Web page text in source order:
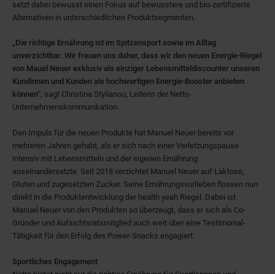
setzt dabei bewusst einen Fokus auf bewusstere und bio-zertifizierte
Alternativen in unterschiedlichen Produktsegmenten.
„Die richtige Ernährung ist im Spitzensport sowie im Alltag
unverzichtbar. Wir freuen uns daher, dass wir den neuen Energie-Riegel
von Mauel Neuer exklusiv als einziger Lebensmitteldiscounter unseren
Kundinnen und Kunden als hochwertigen Energie-Booster anbieten
können“, sagt Christina Stylianou, Leiterin der Netto-
Unternehmenskommunikation.
Den Impuls für die neuen Produkte hat Manuel Neuer bereits vor
mehreren Jahren gehabt, als er sich nach einer Verletzungspause
intensiv mit Lebensmitteln und der eigenen Ernährung
auseinandersetzte. Seit 2018 verzichtet Manuel Neuer auf Laktose,
Gluten und zugesetzten Zucker. Seine Ernährungsvorlieben flossen nun
direkt in die Produktentwicklung der health yeah Riegel. Dabei ist
Manuel Neuer von den Produkten so überzeugt, dass er sich als Co-
Gründer und Aufsichtsratsmitglied auch weit über eine Testimonial-
Tätigkeit für den Erfolg des Power-Snacks engagiert.
Sportliches Engagement